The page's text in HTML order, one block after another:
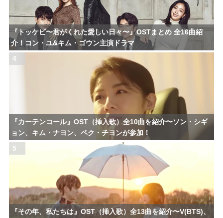
『トッケビ〜君がくれた愛しい日々〜』OSTまとめ 全16曲紹
介！コン・ユ&キム・ゴウン主演ドラマ
4
『カーテンコール』OST（挿入歌）全10曲を紹介〜ソン・シギ
ョン、キム・ナヨン、ペク・チヨンが参加！
5
『その年、私たちは』OST（挿入歌）全13曲を紹介〜V(BTS)、